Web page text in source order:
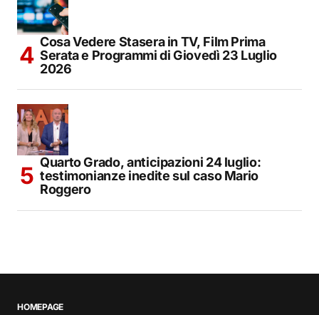
Cosa Vedere Stasera in TV, Film Prima
Serata e Programmi di Giovedì 23 Luglio
2026
Quarto Grado, anticipazioni 24 luglio:
testimonianze inedite sul caso Mario
Roggero
HOMEPAGE